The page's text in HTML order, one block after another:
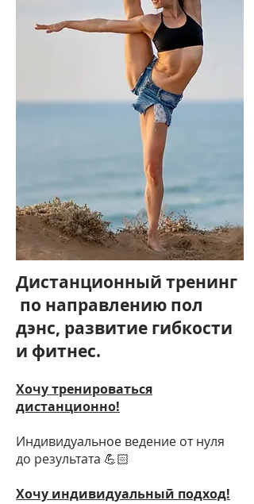
Дистанционный тренинг
по направлению пол
дэнс, развитие гибкости
и фитнес.
Хочу тренироваться
дистанционно!
Индивидуальное ведение от нуля
до результата 💪🏻
Хочу индивидуальный подход!